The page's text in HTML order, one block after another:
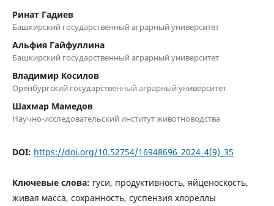
Ринат Гадиев
Башкирский государственный аграрный университет
Альфия Гайфуллина
Башкирский государственный аграрный университет
Владимир Косилов
Оренбургский государственный аграрный университет
Шахмар Мамедов
Научно-исследовательский институт животноводства
DOI: https://doi.org/10.52754/16948696_2024_4(9)_35
Ключевые слова: гуси, продуктивность, яйценоскость,
живая масса, сохранность, суспензия хлореллы